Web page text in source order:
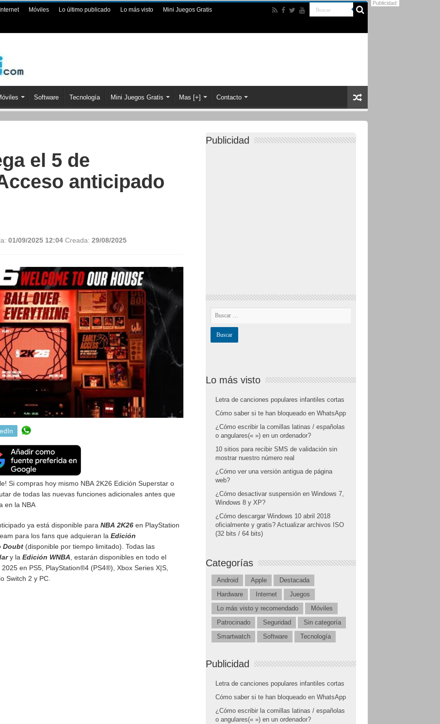
Internet Móviles Lo último publicado Lo más visto Mini Juegos Gratis
Software Tecnología Mini Juegos Gratis Mas [+] Contacto
el 5 de
anticipado
01/09/2025 12:04 Creada: 29/08/2025
Si compras hoy mismo NBA2K26 Edición Superstar o
de todas las nuevas funciones adicionales antes que
en la NBA
ya está disponible para NBA 2K26en PlayStation
para los fans que adquieran la Edición
Doubt (disponible por tiempo limitado). Todas las
y la Edición WNBA , estarán disponibles en todo el
en PS5, PlayStation®4 (PS4®), Xbox Series X|S,
Switch 2 y PC.
Publicidad
Lo más visto
Letra de canciones populares infantiles cortas
Cómo saber si te han bloqueado en WhatsApp
¿Cómo escribir la comillas latinas / españolas
o angulares(« ») en un ordenador?
10 sitios para recibir SMS de validación sin
mostrar nuestro número real
¿Cómo ver una versión antigua de página
web?
¿Cómo desactivar suspensión en Windows 7,
Windows 8 y XP?
¿Cómo descargar Windows 10 abril 2018
oficialmente y gratis? Actualizar archivos ISO
(32 bits / 64 bits)
Categorías
Android Apple
Destacada
Hardware
Internet
Juegos
Lo más visto y recomendado
Móviles
Patrocinado
Seguridad
Sin categoría
Smartwatch
Software Tecnología
Publicidad
Letra de canciones populares infantiles cortas
Cómo saber si te han bloqueado en WhatsApp
¿Cómo escribir la comillas latinas / españolas
o angulares(« ») en un ordenador?
Publicidad: